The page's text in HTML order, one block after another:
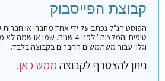
קבוצת הפייסבוק
הפוסט הנ"ל נכתב על ידי אחד מחברי או חברות
טיפים והמלצות" לפני 4 שנים.
וגלוי עבור משתמשים החברים בקבוצה בלבד.
ניתן להצטרף לקבוצהממש כאן.